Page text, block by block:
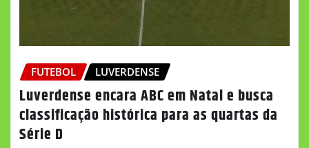
FUTEBOL LUVERDENSE
Luverdense encara ABC em Natal e busca
classificação histórica para as quartas da
Série D